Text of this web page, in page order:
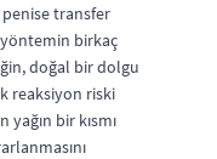
transfer
birkaç
doğal bir dolgu
reaksiyon riski
bir kısmı